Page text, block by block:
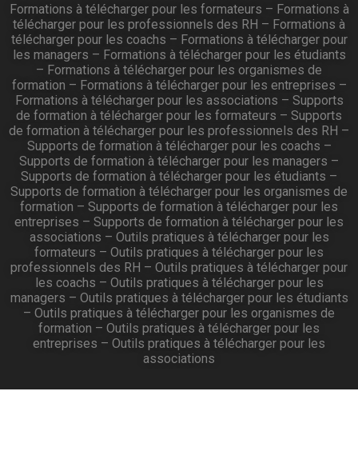
Formations à télécharger pour les formateurs – Formations à
télécharger pour les professionnels des RH – Formations à
télécharger pour les coachs – Formations à télécharger pour
les managers – Formations à télécharger pour les étudiants
– Formations à télécharger pour les organismes de
formation – Formations à télécharger pour les entreprises –
Formations à télécharger pour les associations – Supports
de formation à télécharger pour les formateurs – Supports
de formation à télécharger pour les professionnels des RH –
Supports de formation à télécharger pour les coachs –
Supports de formation à télécharger pour les managers –
Supports de formation à télécharger pour les étudiants –
Supports de formation à télécharger pour les organismes de
formation – Supports de formation à télécharger pour les
entreprises – Supports de formation à télécharger pour les
associations – Outils pratiques à télécharger pour les
formateurs – Outils pratiques à télécharger pour les
professionnels des RH – Outils pratiques à télécharger pour
les coachs – Outils pratiques à télécharger pour les
managers – Outils pratiques à télécharger pour les étudiants
– Outils pratiques à télécharger pour les organismes de
formation – Outils pratiques à télécharger pour les
entreprises – Outils pratiques à télécharger pour les
associations